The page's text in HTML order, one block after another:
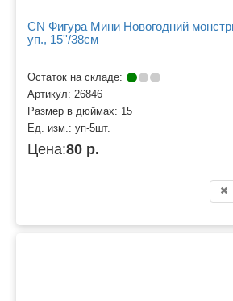
CN Фигура Мини Новогодний
уп., 15''/38см
Остаток на складе:
Артикул: 26846
Размер в дюймах: 15
Ед. изм.: уп-5шт.
Цена:80 р.